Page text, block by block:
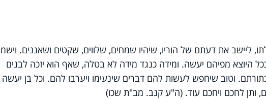
ליישב את דעתם של הוריו, שיהיו שמחים, שלווים, שקטים ושאננים.
היוצא מפיהם יעשה. ומידה כנגד מידה לא בטלה, שאף הוא יזכה לבנים
וטוב שיחפש לעשות להם דברים שינעימו ויערבו להם. וכל בן יעשה
ותן לחכם ויחכם עוד. (ה"ע קנב. מב"ת שכו)